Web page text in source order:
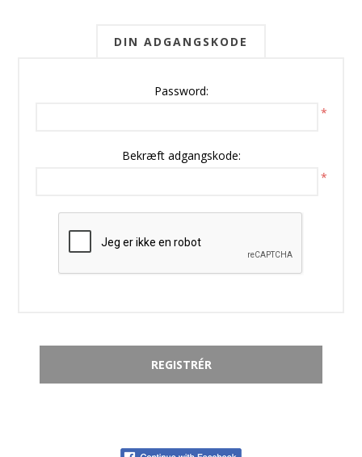
DIN ADGANGSKODE
Password:
*
Bekræft adgangskode:
*